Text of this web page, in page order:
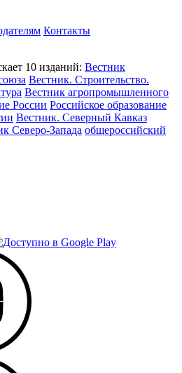
Контакты
10 изданий: Вестник
Вестник. Строительство.
Вестник агропромышленного
России Российское образование
Вестник. Северный Кавказ
Северо-Запада общероссийский